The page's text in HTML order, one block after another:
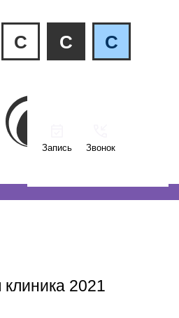
C C C
Запись Звонок
2021